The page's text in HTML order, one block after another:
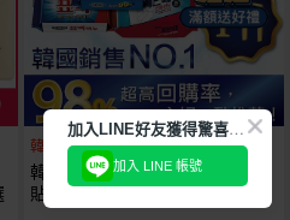
韓國銷售第一天然品牌
韓國 無瓊花~抗菌洗衣皂／女性
貼身衣物去污皂／衣襪去污皂／
加
入LINE好友獲得驚喜折扣!
加入 LINE 帳號